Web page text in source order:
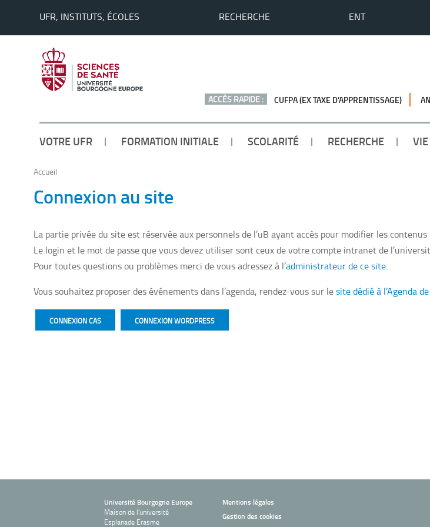
UFR, INSTITUTS, ÉCOLES RECHERCHE ENT
ACCÈS RAPIDE : CUFPA (EX TAXE D’APPRENTISSAGE)
VOTRE UFR FORMATION INITIALE SCOLARITÉ RECHERCHE
Accueil
Connexion au site
La partie privée du site est réservée aux personnels de l’uB ayant accès pour modifier les
Le login et le mot de passe que vous devez utiliser sont ceux de votre compte intranet de
Pour toutes questions ou problèmes merci de vous adressez à l’administrateur de ce site.
Vous souhaitez proposer des événements dans l’agenda, rendez-vous sur lesite dédié à l’Agenda
CONNEXION CAS CONNEXION WORDPRESS
Université Bourgogne Europe
Maison de l'université
Esplanade Erasme
Mentions légales
Gestion des cookies